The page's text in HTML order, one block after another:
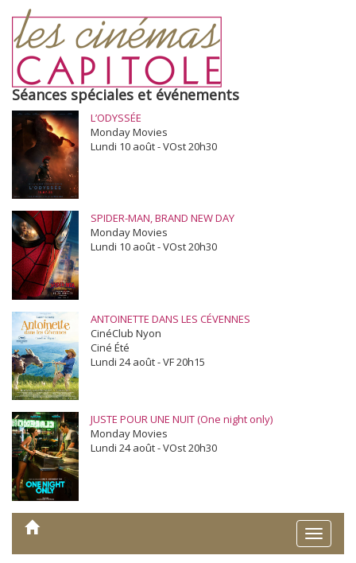
Séances spéciales et événements
L’ODYSSÉE
Monday Movies
Lundi 10 août - VOst 20h30
SPIDER-MAN, BRAND NEW DAY
Monday Movies
Lundi 10 août - VOst 20h30
ANTOINETTE DANS LES CÉVENNES
CinéClub Nyon
Ciné Été
Lundi 24 août - VF 20h15
JUSTE POUR UNE NUIT (One night only)
Monday Movies
Lundi 24 août - VOst 20h30
Toggle